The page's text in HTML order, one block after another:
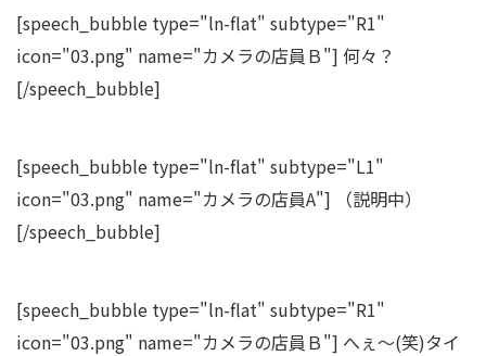
[speech_bubble type="ln-flat" subtype="R1"
icon="03.png" name="カメラの店員Ｂ"] 何々？
[/speech_bubble]
[speech_bubble type="ln-flat" subtype="L1"
icon="03.png" name="カメラの店員A"] （説明中）
[/speech_bubble]
[speech_bubble type="ln-flat" subtype="R1"
icon="03.png" name="カメラの店員Ｂ"] へぇ～(笑)タイ